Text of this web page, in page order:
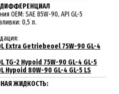
ОЕМ: SAE 85W-90, API GL-5
0,5 л.
Extra Getriebeoel 75W-90 GL-4
TG-2 Hypoid 75W-90 GL-4 GL-5
Hypoid 80W-90 GL-4 GL-5 LS
ЖИДКОСТЬ: